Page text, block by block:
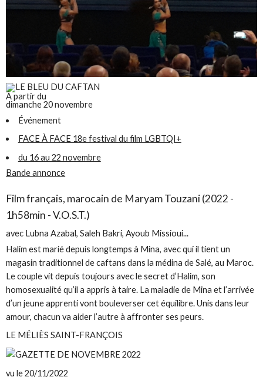
À partir du
dimanche 20 novembre
Événement
FACE À FACE 18e festival du film LGBTQI+
du 16 au 22 novembre
Bande annonce
Film français, marocain de Maryam Touzani (2022 -
1h58min - V.O.S.T.)
avec Lubna Azabal, Saleh Bakri, Ayoub Missioui...
Halim est marié depuis longtemps à Mina, avec qui il tient un
magasin traditionnel de caftans dans la médina de Salé, au Maroc.
Le couple vit depuis toujours avec le secret d’Halim, son
homosexualité qu’il a appris à taire. La maladie de Mina et l’arrivée
d’un jeune apprenti vont bouleverser cet équilibre. Unis dans leur
amour, chacun va aider l’autre à affronter ses peurs.
LE MÉLIÈS SAINT-FRANÇOIS
vu le 20/11/2022